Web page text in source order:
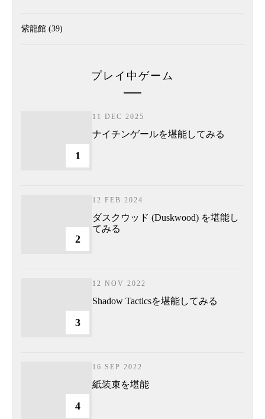
紫龍館 (39)
プレイ中ゲーム
1
11 DEC 2025
ナイチンゲールを堪能してみる
2
12 FEB 2024
ダスクウッド (Duskwood) を堪能し
てみる
3
12 NOV 2022
Shadow Tacticsを堪能してみる
4
16 SEP 2022
紙装束を堪能